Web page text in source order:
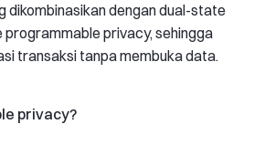
dikombinasikan dengan dual-state
programmable privacy, sehingga
transaksi tanpa membuka data.
privacy?